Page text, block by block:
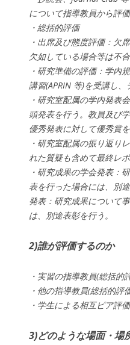
について指導教員から評価
・総括的評価
・出席及び態度評価：欠
欠如している場合等は不合
・研究準備の評価：学内
講習(APRIN 等)を受講し、
・研究室配属の学内発表
頭発表を行う。教員及び
優秀発表に対して優秀賞を
・研究室配属の振り返り
れた質疑も含めて最終レ
・研究成果の学会発表：
表を行った場合には、別
発表：研究成果について
は、別途表彰を行う。
2)誰が評価するのか
・実習の指導教員(総括的
・他の指導教員(総括的評
・学生による相互ピア評
3)どのような場面・場